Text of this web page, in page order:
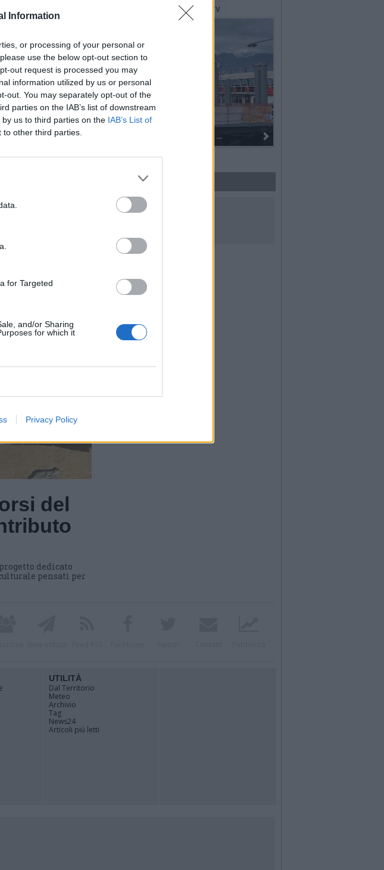
Information
or processing of your personal or
use the below opt-out section to
out request is processed you may
information utilized by us or personal
out. You may separately opt-out of the
parties on the IAB’s list of downstream
us to third parties on the IAB’s List of
other third parties.
for Targeted
and/or Sharing
for which it
Privacy Policy
Gallerie Fotografiche WebTV
Dall’oro alla fiaccola: ...
del
dedicato
pensati per
SEGUICI SUI SOCIAL
UTILITÀ
Dal Territorio
Meteo
Archivio
Tag
News24
Articoli più letti